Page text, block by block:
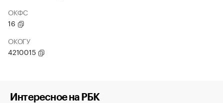
ОКФС
16
ОКОГУ
4210015
Интересное на РБК